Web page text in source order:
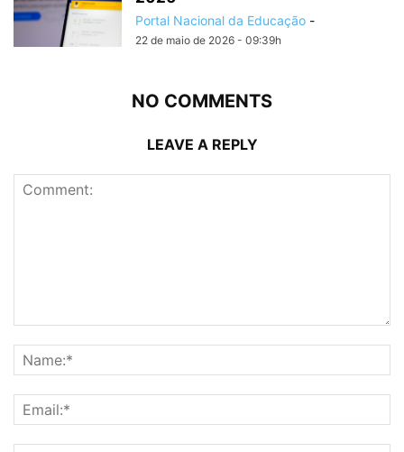
Portal Nacional da Educação -
22 de maio de 2026 - 09:39h
NO COMMENTS
LEAVE A REPLY